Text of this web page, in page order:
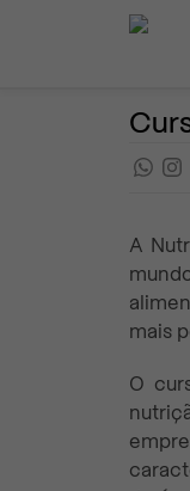
Pular para o
A
mais
O